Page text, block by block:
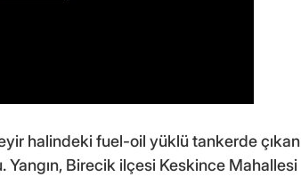
halindeki fuel-oil yüklü tankerde çıkan
Yangın, Birecik ilçesi Keskince Mahallesi